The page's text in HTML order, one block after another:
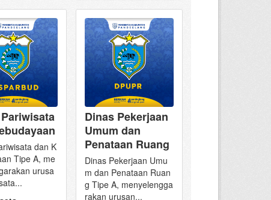
dan K
Tipe A, me
urusa
Dinas Pekerjaan
Umum dan
Penataan Ruang
Dinas Pekerjaan Umu
m dan Penataan Ruan
g Tipe A, menyelengga
rakan urusan...